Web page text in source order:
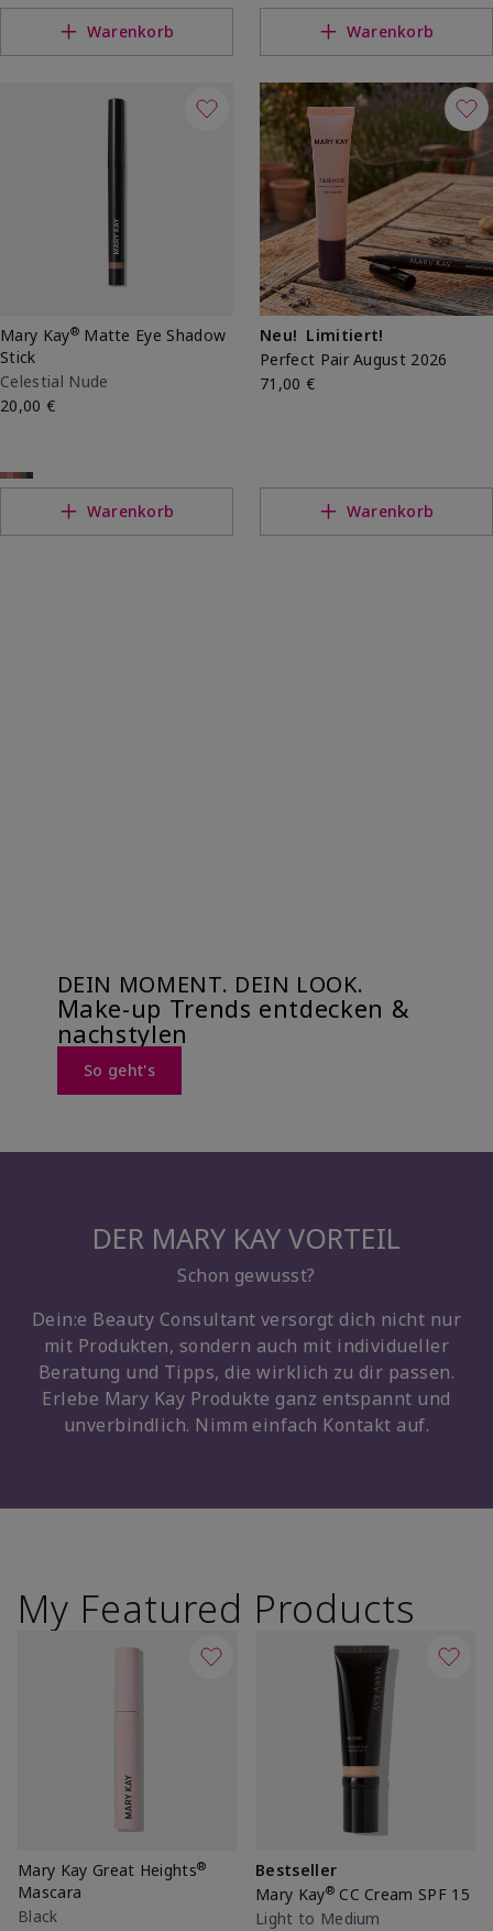
Warenkorb Warenkorb
Mary Kay®Matte Eye Shadow
Stick
Celestial Nude
20,00 €
Warenkorb
Neu! Limitiert!
Perfect Pair August 2026
71,00 €
Warenkorb
DEIN MOMENT. DEIN LOOK.
Make-up Trends entdecken &
nachstylen
So geht's
DER MARY KAY VORTEIL
Schon gewusst?
Dein:e Beauty Consultant versorgt dich nicht nur
mit Produkten, sondern auch mit individueller
Beratung und Tipps, die wirklich zu dir passen.
Erlebe Mary Kay Produkte ganz entspannt und
unverbindlich. Nimm einfach Kontakt auf.
My Featured Products
Mary Kay Great Heights®
Mascara
Black
Bestseller
Mary Kay®CC Cream SPF 15
Light to Medium